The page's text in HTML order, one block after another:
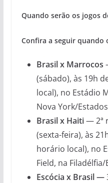
Quando serão os jogos
Confira a seguir quando
Brasil x Marrocos
(sábado), às 19h
local), no Estádio
Nova York/
Brasil x Haiti— 2ª
(sexta-feira), às
horário local), no
Field, na
Escócia x Brasil —